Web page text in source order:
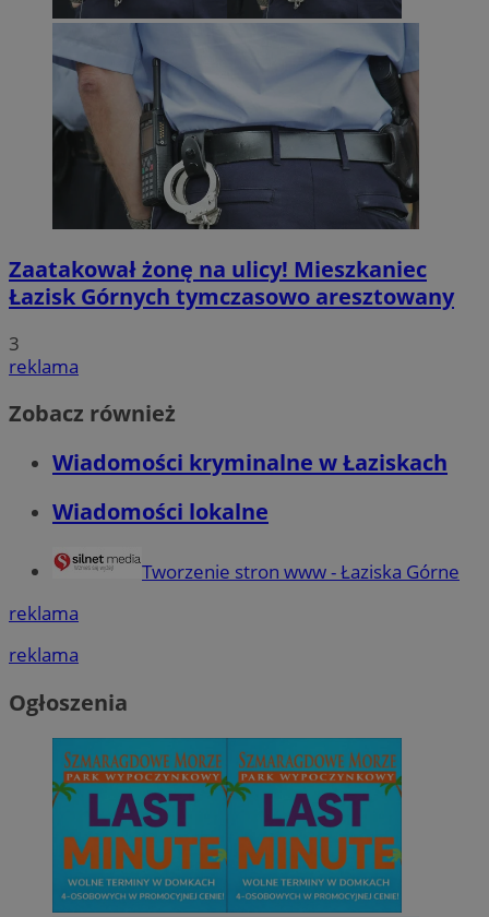
Zaatakował żonę na ulicy! Mieszkaniec
Łazisk Górnych tymczasowo aresztowany
3
reklama
Zobacz również
Wiadomości kryminalne w Łaziskach
Wiadomości lokalne
Tworzenie stron www - Łaziska Górne
reklama
reklama
Ogłoszenia